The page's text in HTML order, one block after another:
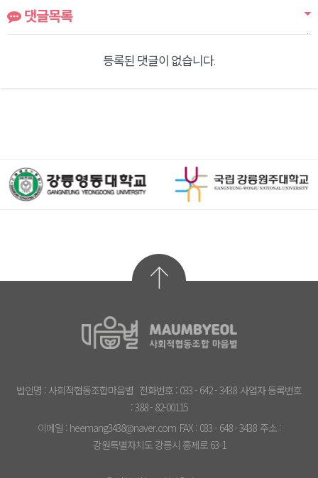
댓글목록
등록된 댓글이 없습니다.
법인명 : 사회적협동조합마음별 전화번호 : 033 - 642 - 3438 사업자 등록번호
: 388 - 82-00115
이메일 : heemang3438@naver.com FAX : 033 - 648 - 3438 주소 :
강원특별자치도 강릉시 홍제로 63-1